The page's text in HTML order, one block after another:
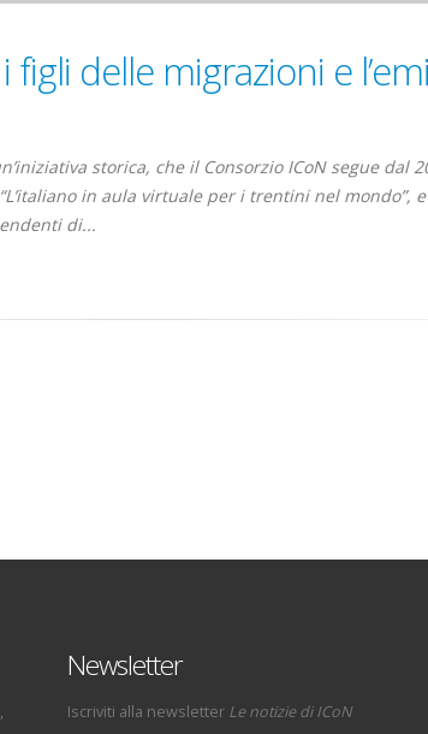
delle migrazioni e
storica, che il Consorzio ICoN segue dal
in aula virtuale per i trentini nel mondo”,
di...
Newsletter
Iscriviti alla newsletter Le notizie di ICoN